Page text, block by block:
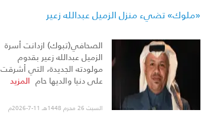
«ملوك» تضيء منزل الزميل عبدالله زعير
الصحافي(تبوك) ازدانت أسرة
الزميل عبدالله زعير بقدوم
مولودته الجديدة، التي أشرقت
على دنيا والديها حام المزيد
السبت 26 محرم 1448هـ 11-7-2026م